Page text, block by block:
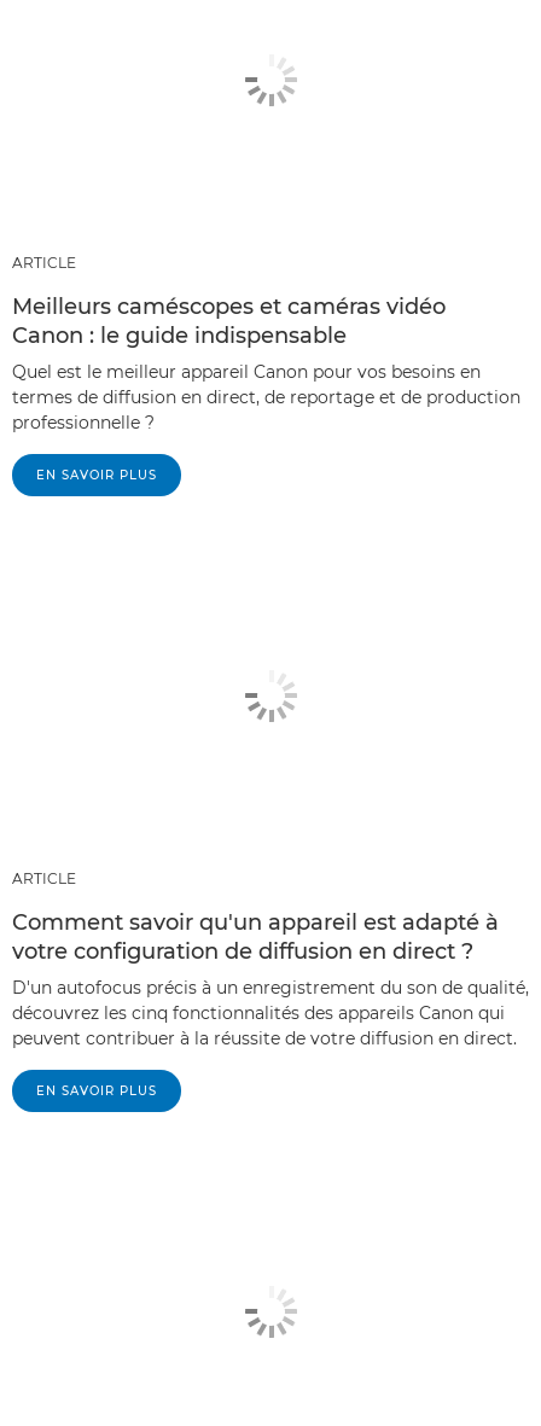
ARTICLE
Meilleurs caméscopes et caméras vidéo
Canon : le guide indispensable
Quel est le meilleur appareil Canon pour vos besoins en
termes de diffusion en direct, de reportage et de production
professionnelle ?
EN SAVOIR PLUS
ARTICLE
Comment savoir qu'un appareil est adapté à
votre configuration de diffusion en direct ?
D'un autofocus précis à un enregistrement du son de qualité,
découvrez les cinq fonctionnalités des appareils Canon qui
peuvent contribuer à la réussite de votre diffusion en direct.
EN SAVOIR PLUS